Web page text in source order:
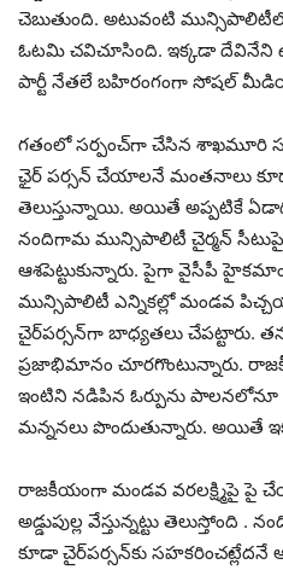
చెబుతుంది. అటువంటి
ఓట‌మి చ‌విచూసింది. ఇక్క‌డా
పార్టీ నేత‌లే బ‌హిరంగంగా సోష‌ల్
గ‌తంలో సర్పంచ్‌గా చేసిన శాఖ‌మూరి
ఛైర్ ప‌ర్స‌న్ చేయాల‌నే మంత‌నాలు
తెలుస్తున్నాయి. అయితే అప్ప‌టికే
నందిగామ మున్సిపాలిటీ చైర్మ‌న్
ఆశ‌పెట్టుకున్నారు. పైగా వైసీపీ
మున్సిపాలిటీ ఎన్నిక‌ల్లో మండ‌వ
చైర్‌ప‌ర్స‌న్‌గా బాధ్య‌త‌లు చేప‌ట్టారు.
ప్ర‌జాభిమానం చూర‌గొంటున్నారు.
ఇంటిని న‌డిపిన ఓర్పును
మ‌న్న‌న‌లు పొందుతున్నారు. అయితే
రాజ‌కీయంగా మండ‌వ వ‌ర‌ల‌క్ష్మిపై పై
అడ్డుపుల్ల వేస్తున్న‌ట్టు
కూడా చైర్‌ప‌ర్స‌న్‌కు